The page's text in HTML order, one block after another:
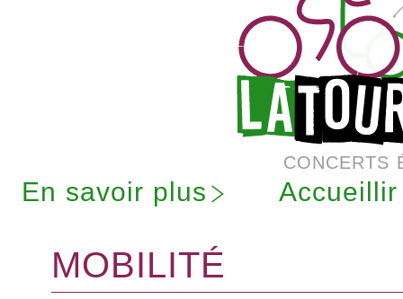
CONCERTS
En savoir plus
MOBILITÉ